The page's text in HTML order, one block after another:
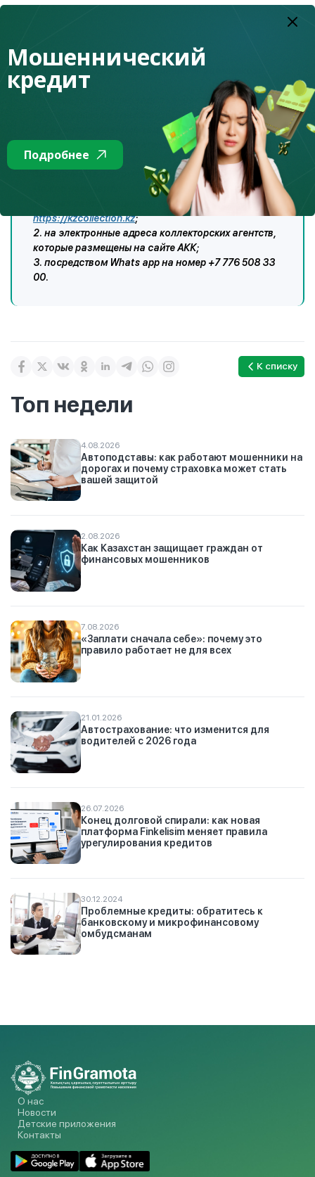
являются:
1. Права требования задолженности принадлежит
2. Рефинансирование задолженности производят
только коллекторские агентства, являющиеся
членами АКК.
Заявление на реструктуризацию задолженности
1. через сайт Ассоциации коллекторов Казахстана
https://kzcollection.kz;
2. на электронные адреса коллекторских агентств,
которые размещены на сайте АКК;
3. посредством Whats аpp на номер +7 776 508 33
00.
К списку
Топ недели
4.08.2026
Автоподставы: как работают мошенники на
дорогах и почему страховка может стать
вашей защитой
2.08.2026
Как Казахстан защищает граждан от
финансовых мошенников
7.08.2026
«Заплати сначала себе»: почему это
правило работает не для всех
21.01.2026
Автострахование: что изменится для
водителей с 2026 года
26.07.2026
Конец долговой спирали: как новая
платформа Finkelisim меняет правила
урегулирования кредитов
30.12.2024
Проблемные кредиты: обратитесь к
банковскому и микрофинансовому
омбудсманам
О нас
Новости
Детские приложения
Контакты
Мошеннический
кредит
Подробнее